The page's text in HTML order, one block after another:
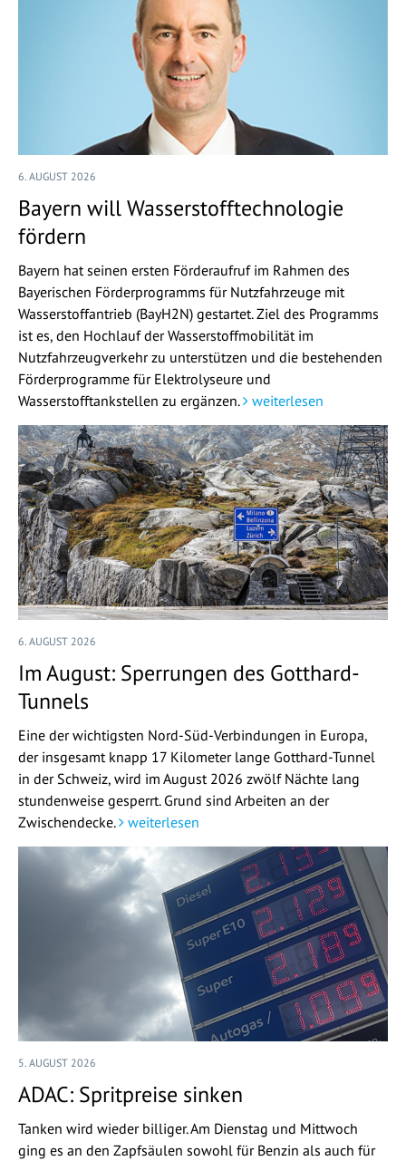
6. AUGUST 2026
Bayern will Wasserstofftechnologie
fördern
Bayern hat seinen ersten Förderaufruf im Rahmen des
Bayerischen Förderprogramms für Nutzfahrzeuge mit
Wasserstoffantrieb (BayH2N) gestartet. Ziel des Programms
ist es, den Hochlauf der Wasserstoffmobilität im
Nutzfahrzeugverkehr zu unterstützen und die bestehenden
Förderprogramme für Elektrolyseure und
Wasserstofftankstellen zu ergänzen.
weiterlesen
6. AUGUST 2026
Im August: Sperrungen des Gotthard-
Tunnels
Eine der wichtigsten Nord-Süd-Verbindungen in Europa,
der insgesamt knapp 17 Kilometer lange Gotthard-Tunnel
in der Schweiz, wird im August 2026 zwölf Nächte lang
stundenweise gesperrt. Grund sind Arbeiten an der
Zwischendecke.
weiterlesen
5. AUGUST 2026
ADAC: Spritpreise sinken
Tanken wird wieder billiger. Am Dienstag und Mittwoch
ging es an den Zapfsäulen sowohl für Benzin als auch für